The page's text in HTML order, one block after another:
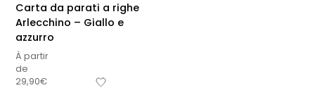
Carta da parati a righe
Arlecchino – Giallo e
azzurro
À partir
de
29,90€